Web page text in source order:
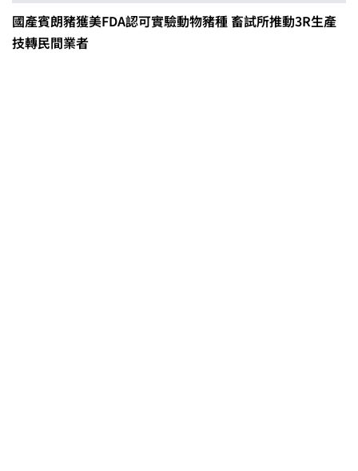
國產賓朗豬獲美FDA認可實驗動物豬種 畜試所推動3R生產
技轉民間業者